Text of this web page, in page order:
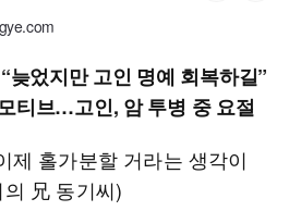
었지만 고인 명예 회복하길”
티브…고인, 암 투병 중 요절
제 홀가분할 거라는 생각이
兄 동기씨)